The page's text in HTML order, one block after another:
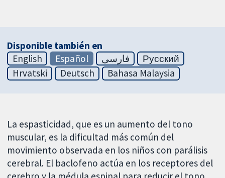
Disponible también en
English
Español فارسی
Русский
Hrvatski
Deutsch Bahasa Malaysia
La espasticidad, que es un aumento del tono
muscular, es la dificultad más común del
movimiento observada en los niños con parálisis
cerebral. El baclofeno actúa en los receptores del